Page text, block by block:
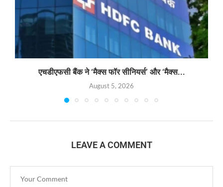
एचडीएफसी बैंक ने ‘मैक्स फॉर सीनियर्स’ और ‘मैक्स...
August 5, 2026
LEAVE A COMMENT